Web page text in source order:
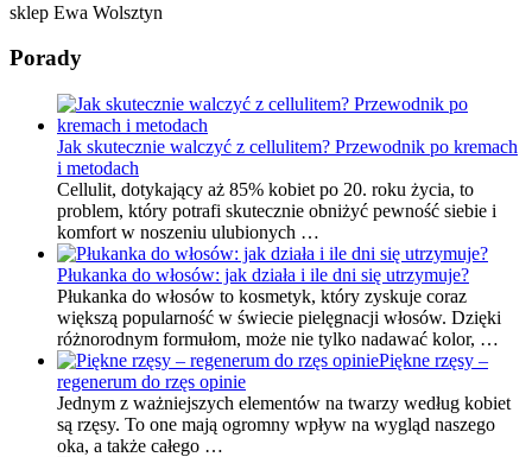
sklep Ewa Wolsztyn
Porady
Jak skutecznie walczyć z cellulitem? Przewodnik po kremach
i metodach
Cellulit, dotykający aż 85% kobiet po 20. roku życia, to
problem, który potrafi skutecznie obniżyć pewność siebie i
komfort w noszeniu ulubionych …
Płukanka do włosów: jak działa i ile dni się utrzymuje?
Płukanka do włosów to kosmetyk, który zyskuje coraz
większą popularność w świecie pielęgnacji włosów. Dzięki
różnorodnym formułom, może nie tylko nadawać kolor, …
Piękne rzęsy –
regenerum do rzęs opinie
Jednym z ważniejszych elementów na twarzy według kobiet
są rzęsy. To one mają ogromny wpływ na wygląd naszego
oka, a także całego …